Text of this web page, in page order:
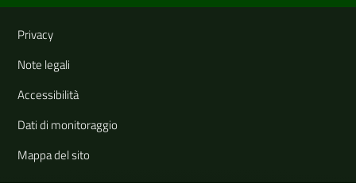
Link e informazioni utili
Privacy
Note legali
Accessibilità
Dati di monitoraggio
Mappa del sito